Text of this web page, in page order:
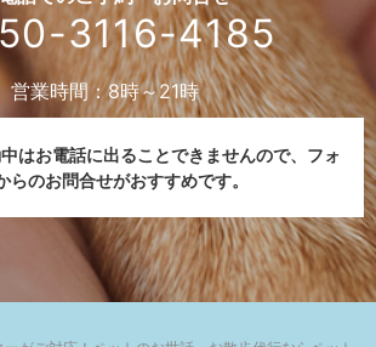
3116-4185
営業時間：8時～21時
はお電話に出ることできませんので、 フォ
らのお問合せがおすすめです。